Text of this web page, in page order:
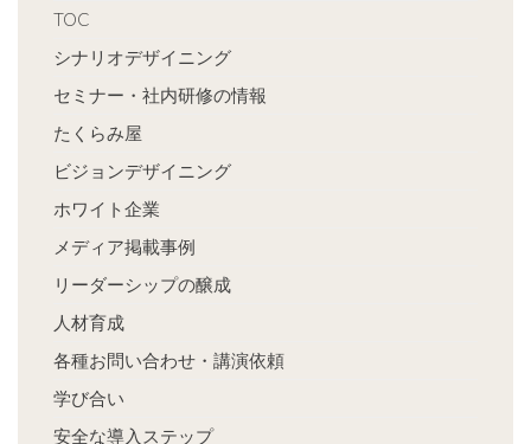
TOC
シナリオデザイニング
セミナー・社内研修の情報
たくらみ屋
ビジョンデザイニング
ホワイト企業
メディア掲載事例
リーダーシップの醸成
人材育成
各種お問い合わせ・講演依頼
学び合い
安全な導入ステップ